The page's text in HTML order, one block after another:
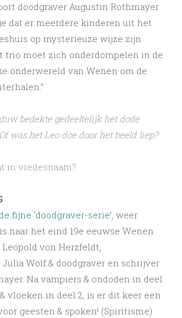
doodgraver Augustin Rothmayer
dat er meerdere kinderen uit het
op mysterieuze wijze zijn
trio moet zich onderdompelen in de
onderwereld van Wenen om de
bedekte gedeeltelijk het dode
was het Leo doe door het beeld liep?
in vredesnaam?
de fijne ‘doodgraver-serie’, weer
naar het eind 19e eeuwse Wenen
von Herzfeldt,
Wolf & doodgraver en schrijver
Na vampiers & ondoden in deel
vloeken in deel 2, is er dit keer een
geesten & spoken! (Spiritisme)